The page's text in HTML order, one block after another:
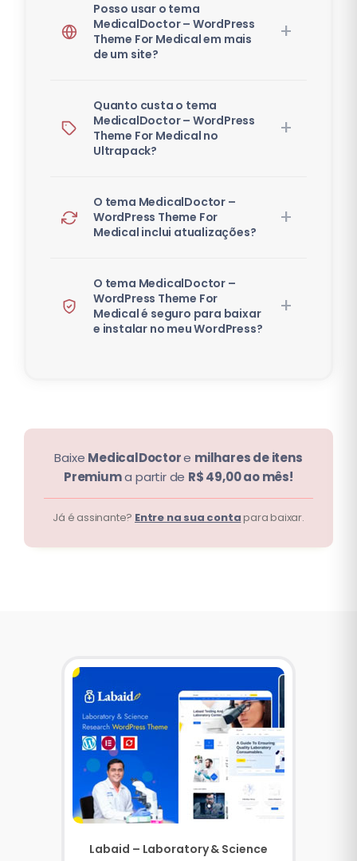
Posso usar o tema
MedicalDoctor – WordPress
Theme For Medical em mais
de um site?
Quanto custa o tema
MedicalDoctor – WordPress
Theme For Medical no
Ultrapack?
O tema MedicalDoctor –
WordPress Theme For
Medical inclui atualizações?
O tema MedicalDoctor –
WordPress Theme For
Medical é seguro para baixar
e instalar no meu WordPress?
Baixe MedicalDoctore milhares de itens
Premiuma partir de R$ 49,00 ao mês!
Já é assinante? Entre na sua contapara baixar.
Labaid – Laboratory & Science